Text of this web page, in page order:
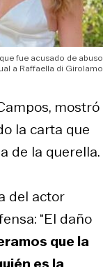
fue acusado de abuso
a Raffaella di Girolamo
mostró
la carta que
de la querella.
del actor
“El daño
que la